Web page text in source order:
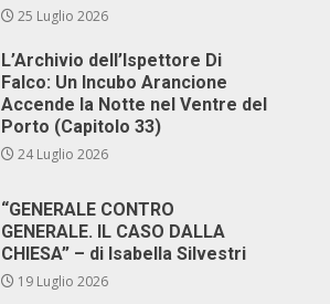
25 Luglio 2026
L’Archivio dell’Ispettore Di
Falco: Un Incubo Arancione
Accende la Notte nel Ventre del
Porto (Capitolo 33)
24 Luglio 2026
“GENERALE CONTRO
GENERALE. IL CASO DALLA
CHIESA” – di Isabella Silvestri
19 Luglio 2026